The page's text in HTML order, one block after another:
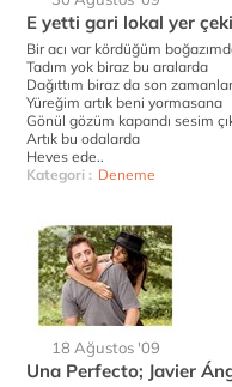
E yetti gari lokal yer
Bir acı var kördüğüm
Tadım yok biraz bu aralarda
Dağıttım biraz da son
Yüreğim artık beni yormasana
Gönül gözüm kapandı sesim
Artık bu odalarda
Heves ede..
Kategori : Deneme
18 Ağustos '09
Una Perfecto; Javier